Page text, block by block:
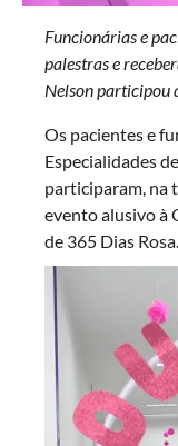
Funcionárias e
palestras e
Nelson participou
Os pacientes e
Especialidades
participaram, na
evento alusivo à
de 365 Dias Rosa.